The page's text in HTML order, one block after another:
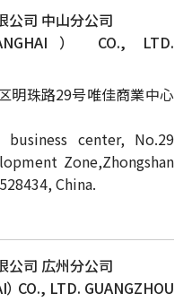
公司 中山分公司
） CO., LTD.
明珠路29号唯佳商業中心
business center, No.29
Zone,Zhongshan
China.
公司 広州分公司
CO., LTD. GUANGZHOU